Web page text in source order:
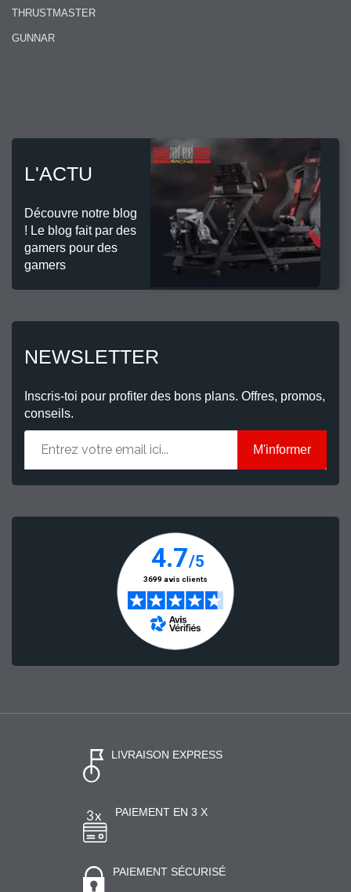
THRUSTMASTER
GUNNAR
L'ACTU
Découvre notre blog
! Le blog fait par des
gamers pour des
gamers
NEWSLETTER
Inscris-toi pour profiter des bons plans. Offres, promos,
conseils.
M'informer
LIVRAISON EXPRESS
PAIEMENT EN 3 X
PAIEMENT SÉCURISÉ